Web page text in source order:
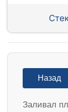
Назад
Заливал